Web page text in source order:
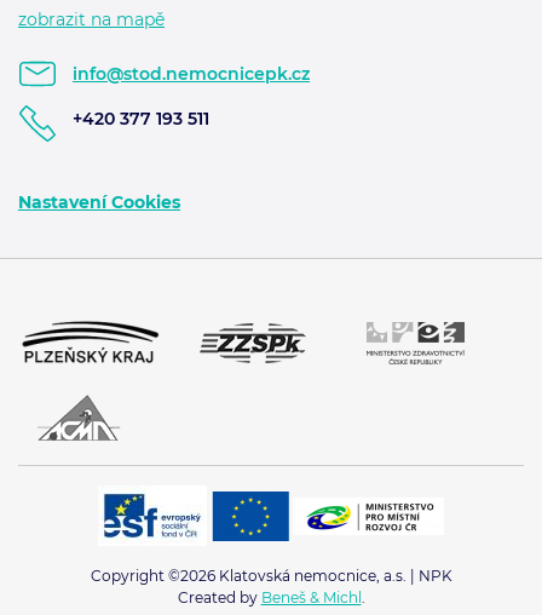
zobrazit na mapě
info@stod.nemocnicepk.cz
+420 377 193 511
Nastavení Cookies
Copyright ©2026 Klatovská nemocnice, a.s. | NPK
Created by Beneš & Michl .